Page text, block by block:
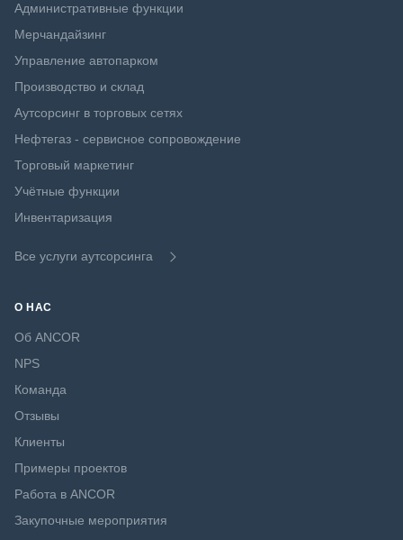
Административные функции
Мерчандайзинг
Управление автопарком
Производство и склад
Аутсорсинг в торговых сетях
Нефтегаз - сервисное сопровождение
Торговый маркетинг
Учётные функции
Инвентаризация
Все услуги аутсорсинга
О НАС
Об ANCOR
NPS
Команда
Отзывы
Клиенты
Примеры проектов
Работа в ANCOR
Закупочные мероприятия